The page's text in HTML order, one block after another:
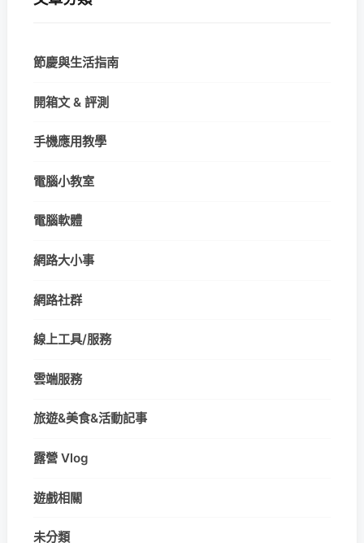
節慶與生活指南
開箱文 & 評測
手機應用教學
電腦小教室
電腦軟體
網路大小事
網路社群
線上工具/服務
雲端服務
旅遊&美食&活動記事
露營 Vlog
遊戲相關
未分類